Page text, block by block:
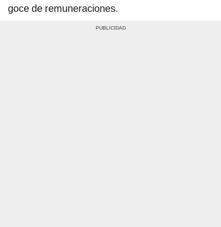
goce de remuneraciones.